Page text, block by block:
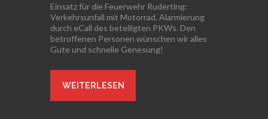
Einsatz für die Feuerwehr Ruderting:
Verkehrsunfall mit Motorrad. Alarmierung
durch eCall des beteiligten PKWs. Den
betroffenen Personen wünschen wir alles
Gute und schnelle Genesung!
WEITERLESEN